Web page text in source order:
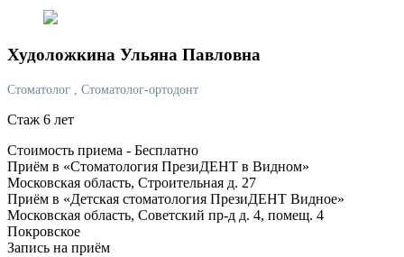
Худоложкина Ульяна Павловна
Стоматолог , Стоматолог-ортодонт
Стаж 6 лет
Стоимость приема - Бесплатно
Приём в «Стоматология ПрезиДЕНТ в Видном»
Московская область, Строительная д. 27
Приём в «Детская стоматология ПрезиДЕНТ Видное»
Московская область, Советский пр-д д. 4, помещ. 4
Покровское
Запись на приём